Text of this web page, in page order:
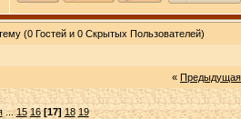
(0 Гостей и 0 Скрытых Пользователей)
«
...15 16 [17] 18 19